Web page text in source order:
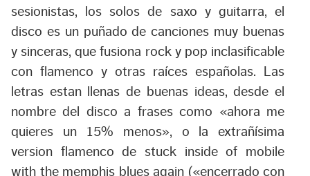
sesionistas, los solos de saxo y guitarra, el
disco es un puñado de canciones muy buenas
y sinceras, que fusiona rock y pop inclasificable
con flamenco y otras raíces españolas. Las
letras estan llenas de buenas ideas, desde el
nombre del disco a frases como «ahora me
quieres un 15% menos», o la extrañísima
version flamenco de stuck inside of mobile
with the memphis blues again («encerrado con